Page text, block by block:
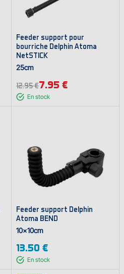
Feeder support pour
bourriche Delphin Atoma
NetSTICK
25cm
12.95 €7.95 €
En stock
Feeder support Delphin
Atoma BEND
10x10cm
13.50 €
En stock